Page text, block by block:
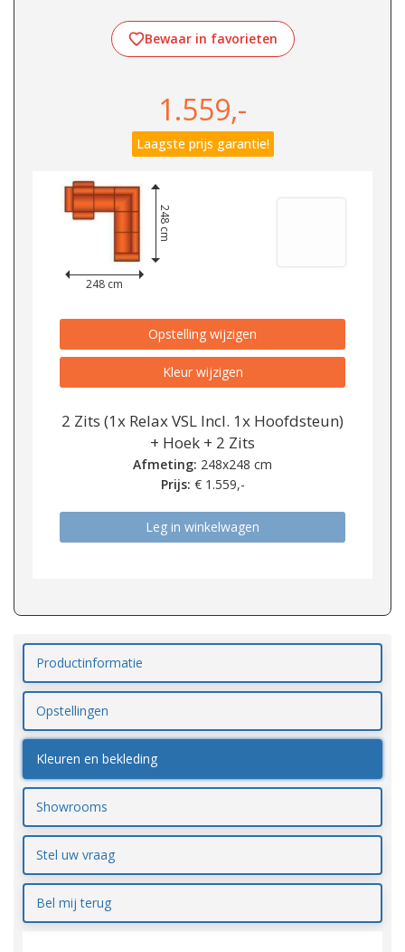
Bewaar in favorieten
1.559,-
Laagste prijs garantie!
248 cm
248 cm
Opstelling wijzigen
Kleur wijzigen
2 Zits (1x Relax VSL Incl. 1x Hoofdsteun)
+ Hoek + 2 Zits
Afmeting: 248x248 cm
Prijs: € 1.559,-
Leg in winkelwagen
Productinformatie
Opstellingen
Kleuren en bekleding
Showrooms
Stel uw vraag
Bel mij terug